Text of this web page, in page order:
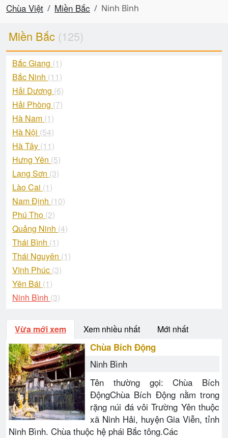
Chùa Việt Miền Bắc Ninh Bình
Miền Bắc (125)
Bắc Giang (1)
Bắc Ninh (11)
Hải Dương (6)
Hải Phòng (7)
Hà Nam (1)
Hà Nội (54)
Hà Tây (11)
Hưng Yên (5)
Lạng Sơn (3)
Lào Cai (1)
Nam Định (10)
Phú Thọ (2)
Quảng Ninh (4)
Thái Bình (1)
Thái Nguyên (1)
Vĩnh Phúc (3)
Yên Bái (1)
Ninh Bình (3)
Vừa mới xem Xem nhiều nhất Mới nhất
Chùa Bích Động
Ninh Bình
Tên thường gọi: Chùa Bích
ĐộngChùa Bích Động nằm trong
rặng núi đá vôi Trường Yên thuộc
xã Ninh Hải, huyện Gia Viễn, tỉnh
Ninh Bình. Chùa thuộc hệ phái Bắc tông.Các